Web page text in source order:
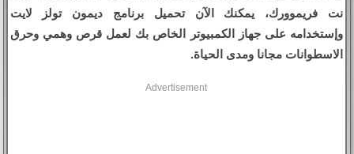
نت فريموورك، يمكنك الآن تحميل برنامج ديمون تولز لايت
وإستخدامه على جهاز الكمبيوتر الخاص بك لعمل قرص وهمي وحرق
الاسطوانات مجانا ومدى الحياة.
Advertisement